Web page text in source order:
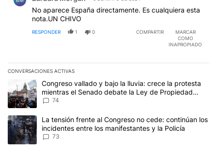
No aparece España directamente. Es cualquiera esta
nota.UN CHIVO
RESPONDER 1 0 COMPARTIR
MARCAR
COMO
INAPROPIADO
CONVERSACIONES ACTIVAS
Este listado muestra los artículos con más comentarios en los
Un artículo de tendencia con el título "Congreso vallado y bajo
Congreso vallado y bajo la lluvia: crece la protesta
mientras el Senado debate la Ley de Propiedad
Privada
74
Un artículo de tendencia con el título "La tensión frente al
La tensión frente al Congreso no cede: continúan los
incidentes entre los manifestantes y la Policía
73